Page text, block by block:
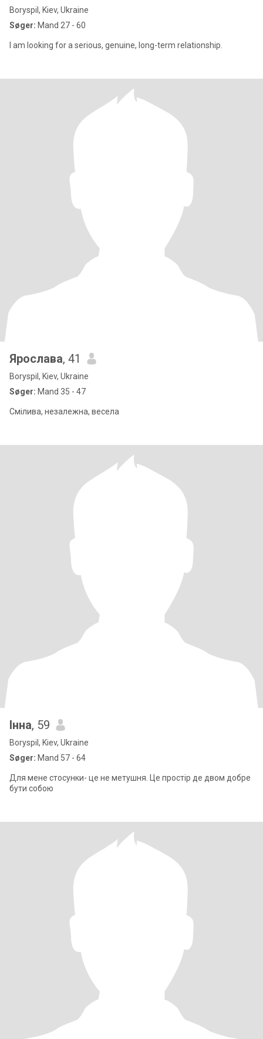
Boryspil, Kiev, Ukraine
Søger: Mand 27 - 60
I am looking for a serious, genuine, long-term relationship.
Ярослава, 41
Boryspil, Kiev, Ukraine
Søger: Mand 35 - 47
Смілива, незалежна, весела
Інна, 59
Boryspil, Kiev, Ukraine
Søger: Mand 57 - 64
Для мене стосунки- це не метушня. Це простір де двом добре
бути собою